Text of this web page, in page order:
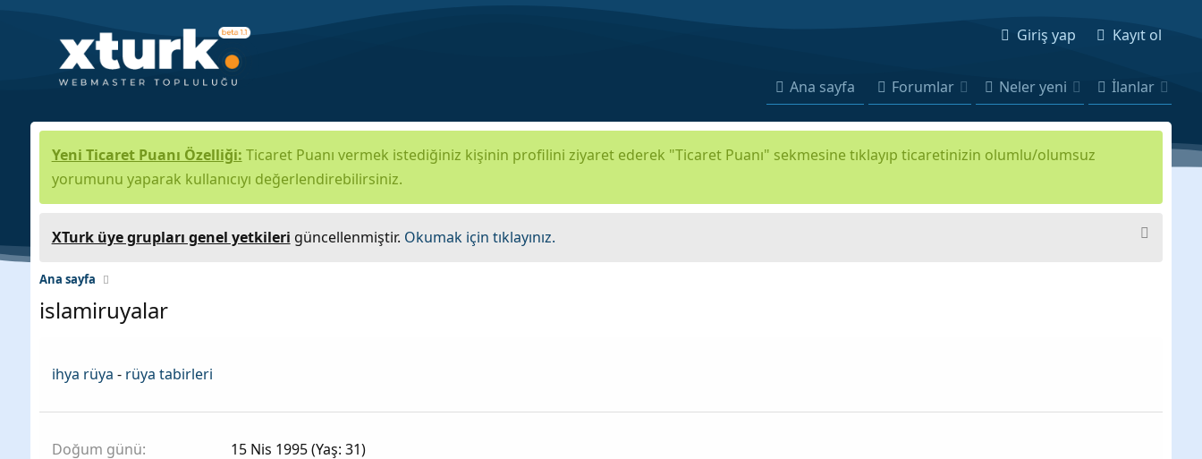
Giriş yap Kayıt ol
Ana sayfa Forumlar Neler yeni İlanlar
Yeni Ticaret Puanı Özelliği: Ticaret Puanı vermek istediğiniz kişinin profilini ziyaret ederek "Ticaret Puanı" sekmesine tıklayıp ticaretinizin olumlu/olumsuz
yorumunu yaparak kullanıcıyı değerlendirebilirsiniz.
XTurk üye grupları genel yetkileri güncellenmiştir. Okumak için tıklayınız.
Ana sayfa
islamiruyalar
ihya rüya - rüya tabirleri
Doğum günü
15 Nis 1995 (Yaş: 31)